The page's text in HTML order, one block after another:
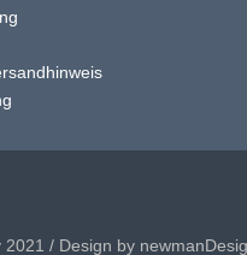
/ Design by